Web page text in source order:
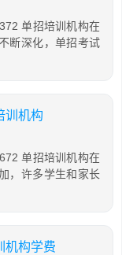
单招培训机构在
断深化，单招考试
训机构
单招培训机构在
，许多学生和家长
机构学费